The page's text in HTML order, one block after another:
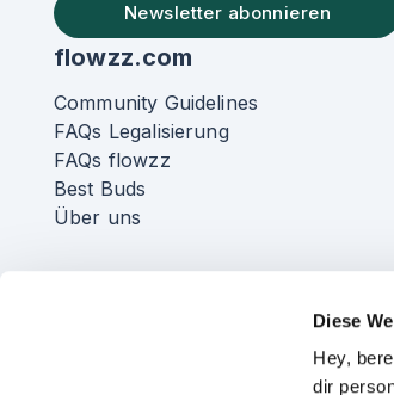
Diese
Hey,
dir
Newsletter abonnieren
flowzz.com
Community Guidelines
FAQs Legalisierung
FAQs flowzz
Best Buds
Über uns